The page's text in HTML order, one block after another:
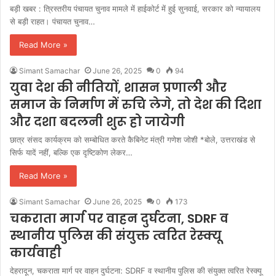
बड़ी खबर : त्रिस्तरीय पंचायत चुनाव मामले में हाईकोर्ट में हुई सुनवाई, सरकार को न्यायालय
से बड़ी राहत। पंचायत चुनाव…
Read More »
Simant Samachar June 26, 2025 0 94
युवा देश की नीतियों, शासन प्रणाली और
समाज के निर्माण में रुचि लेगे, तो देश की दिशा
और दशा बदलनी शुरू हो जायेगी
छात्र संसद कार्यक्रम को सम्बोधित करते कैबिनेट मंत्री गणेश जोशी *बोले, उत्तराखंड से
सिर्फ यादें नहीं, बल्कि एक दृष्टिकोण लेकर…
Read More »
Simant Samachar June 26, 2025 0 173
चकराता मार्ग पर वाहन दुर्घटना, SDRF व
स्थानीय पुलिस की संयुक्त त्वरित रेस्क्यू
कार्यवाही
देहरादून, चकराता मार्ग पर वाहन दुर्घटना: SDRF व स्थानीय पुलिस की संयुक्त त्वरित रेस्क्यू